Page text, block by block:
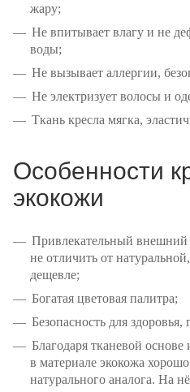
жару;
Не впитывает влагу и не
воды;
Не вызывает аллергии,
Не электризует волосы и
Ткань кресла мягка,
Особенности
экокожи
Привлекательный внешний
не отличить от
дещевле;
Богатая цветовая палитра;
Безопасность для здоровья,
Благодаря тканевой
в материале экокожа
натурального аналога. На